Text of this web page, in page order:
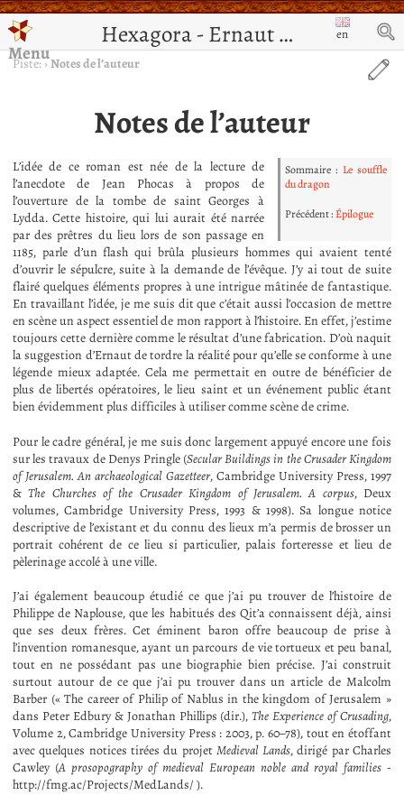
Hexagora - Ernaut de Jérusalem
Menu
en
Piste:›Notes de l’auteur
Notes de l’auteur
Sommaire : Le souffle
du dragon
Précédent :Épilogue
L’idée de ce roman est née de la lecture de
l’anecdote de Jean Phocas à propos de
l’ouverture de la tombe de saint Georges à
Lydda. Cette histoire, qui lui aurait été narrée
par des prêtres du lieu lors de son passage en
1185, parle d’un flash qui brûla plusieurs hommes qui avaient tenté
d’ouvrir le sépulcre, suite à la demande de l’évêque. J’y ai tout de suite
flairé quelques éléments propres à une intrigue mâtinée de fantastique.
En travaillant l’idée, je me suis dit que c’était aussi l’occasion de mettre
en scène un aspect essentiel de mon rapport à l’histoire. En effet, j’estime
toujours cette dernière comme le résultat d’une fabrication. D’où naquit
la suggestion d’Ernaut de tordre la réalité pour qu’elle se conforme à une
légende mieux adaptée. Cela me permettait en outre de bénéficier de
plus de libertés opératoires, le lieu saint et un événement public étant
bien évidemment plus difficiles à utiliser comme scène de crime.
Pour le cadre général, je me suis donc largement appuyé encore une fois
sur les travaux de Denys Pringle (Secular Buildings in the Crusader Kingdom
of Jerusalem. An archaeological Gazetteer, Cambridge University Press, 1997
&The Churches of the Crusader Kingdom of Jerusalem. A corpus, Deux
volumes, Cambridge University Press, 1993 & 1998). Sa longue notice
descriptive de l’existant et du connu des lieux m’a permis de brosser un
portrait cohérent de ce lieu si particulier, palais forteresse et lieu de
pèlerinage accolé à une ville.
J’ai également beaucoup étudié ce que j’ai pu trouver de l’histoire de
Philippe de Naplouse, que les habitués des Qit’a connaissent déjà, ainsi
que ses deux frères. Cet éminent baron offre beaucoup de prise à
l’invention romanesque, ayant un parcours de vie tortueux et peu banal,
tout en ne possédant pas une biographie bien précise. J’ai construit
surtout autour de ce que j’ai pu trouver dans un article de Malcolm
Barber (« The career of Philip of Nablus in the kingdom of Jerusalem »
dans Peter Edbury & Jonathan Phillips (dir.),The Experience of Crusading,
Volume 2, Cambridge University Press : 2003, p. 60–78), tout en étoffant
avec quelques notices tirées du projet Medieval Lands, dirigé par Charles
Cawley (A prosopography of medieval European noble and royal families -
http://fmg.ac/Projects/MedLands/ ).